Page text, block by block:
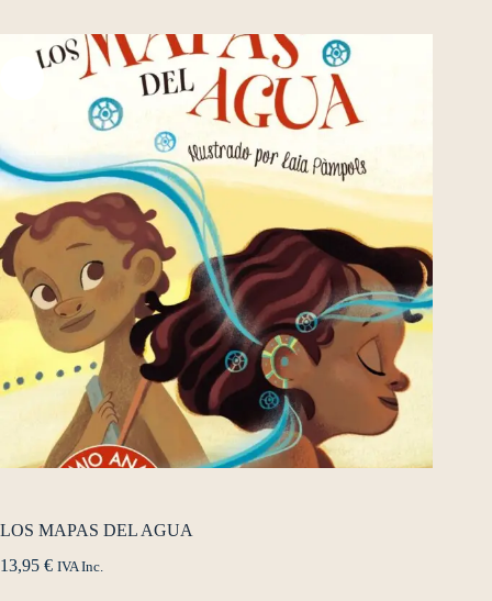
LOS MAPAS DEL AGUA
13,95 € IVA Inc.